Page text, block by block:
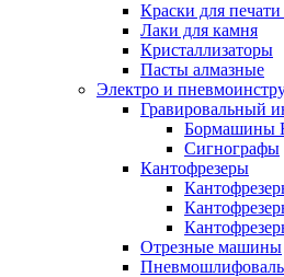
Краски для
Лаки для камня
Кристаллизаторы
Пасты алмазные
Электро и
Гравировальный
Бормашины
Сигнографы
Кантофрезеры
Отрезные машины